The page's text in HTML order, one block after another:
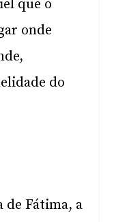
que o
onde
do
de Fátima, a